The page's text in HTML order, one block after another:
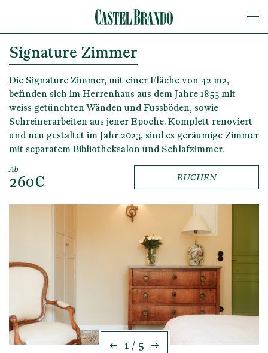
Signature Zimmer
Die Signature Zimmer, mit einer Fläche von 42 m2,
befinden sich im Herrenhaus aus dem Jahre 1853 mit
weiss getünchten Wänden und Fussböden, sowie
Schreinerarbeiten aus jener Epoche. Komplett renoviert
und neu gestaltet im Jahr 2023, sind es geräumige Zimmer
mit separatem Bibliotheksalon und Schlafzimmer.
Ab
260€ BUCHEN
1 / 5